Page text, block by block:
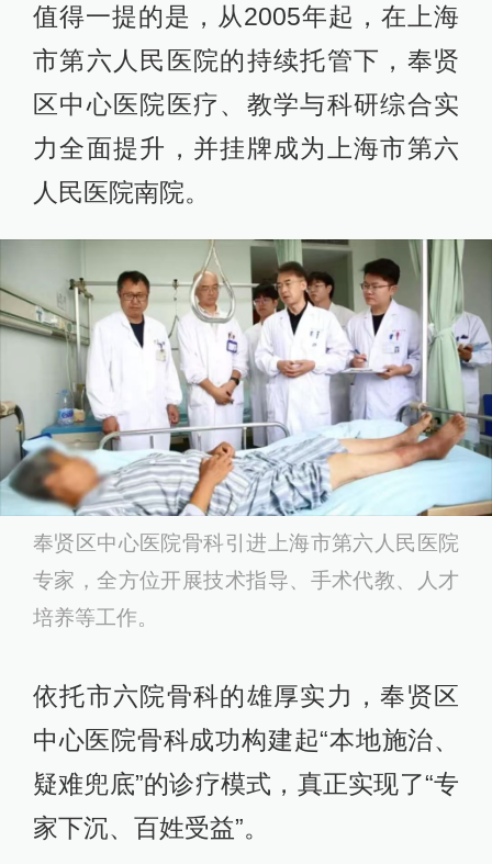
值得一提的是，从2005年起，在上海
市第六人民医院的持续托管下，奉贤
区中心医院医疗、教学与科研综合实
力全面提升，并挂牌成为上海市第六
人民医院南院。
奉贤区中心医院骨科引进上海市第六人民医院
专家，全方位开展技术指导、手术代教、人才
培养等工作。
依托市六院骨科的雄厚实力，奉贤区
中心医院骨科成功构建起“本地施治、
疑难兜底”的诊疗模式，真正实现了“专
家下沉、百姓受益”。